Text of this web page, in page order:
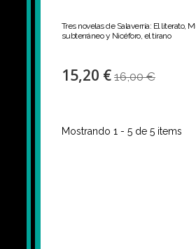
Tres novelas de Salaverría: El literato,
subterráneo y Nicéforo, el tirano
15,20 € 16,00 €
Mostrando 1 - 5 de 5 items